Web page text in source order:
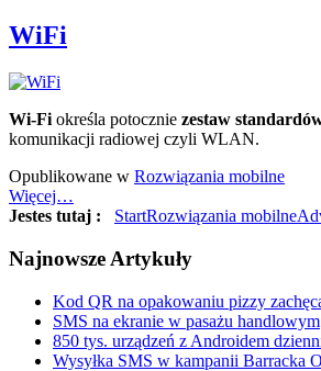
WiFi
Wi-Fi określa potocznie zestaw
komunikacji radiowej czyli WLAN.
Opublikowane w Rozwiązania mobilne
Więcej…
Jestes tutaj :
StartRozwiązania mobilne
Najnowsze Artykuły
Kod QR na opakowaniu pizzy
SMS na ekranie w pasażu handlowym
850 tys. urządzeń z Androidem
Wysyłka SMS w kampanii Barracka